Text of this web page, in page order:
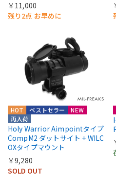
￥11,000
残り2点 お早めに
HOT
NEW
再入荷
ベストセラー
Holy Warrior Aimpointタイプ
CompM2 ダットサイト + WILC
OXタイプマウント
￥9,280
SOLD OUT